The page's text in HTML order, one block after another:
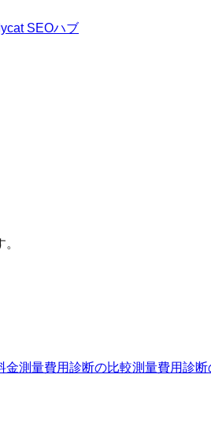
SEOハブ
金測量費用診断の比較測量費用診断